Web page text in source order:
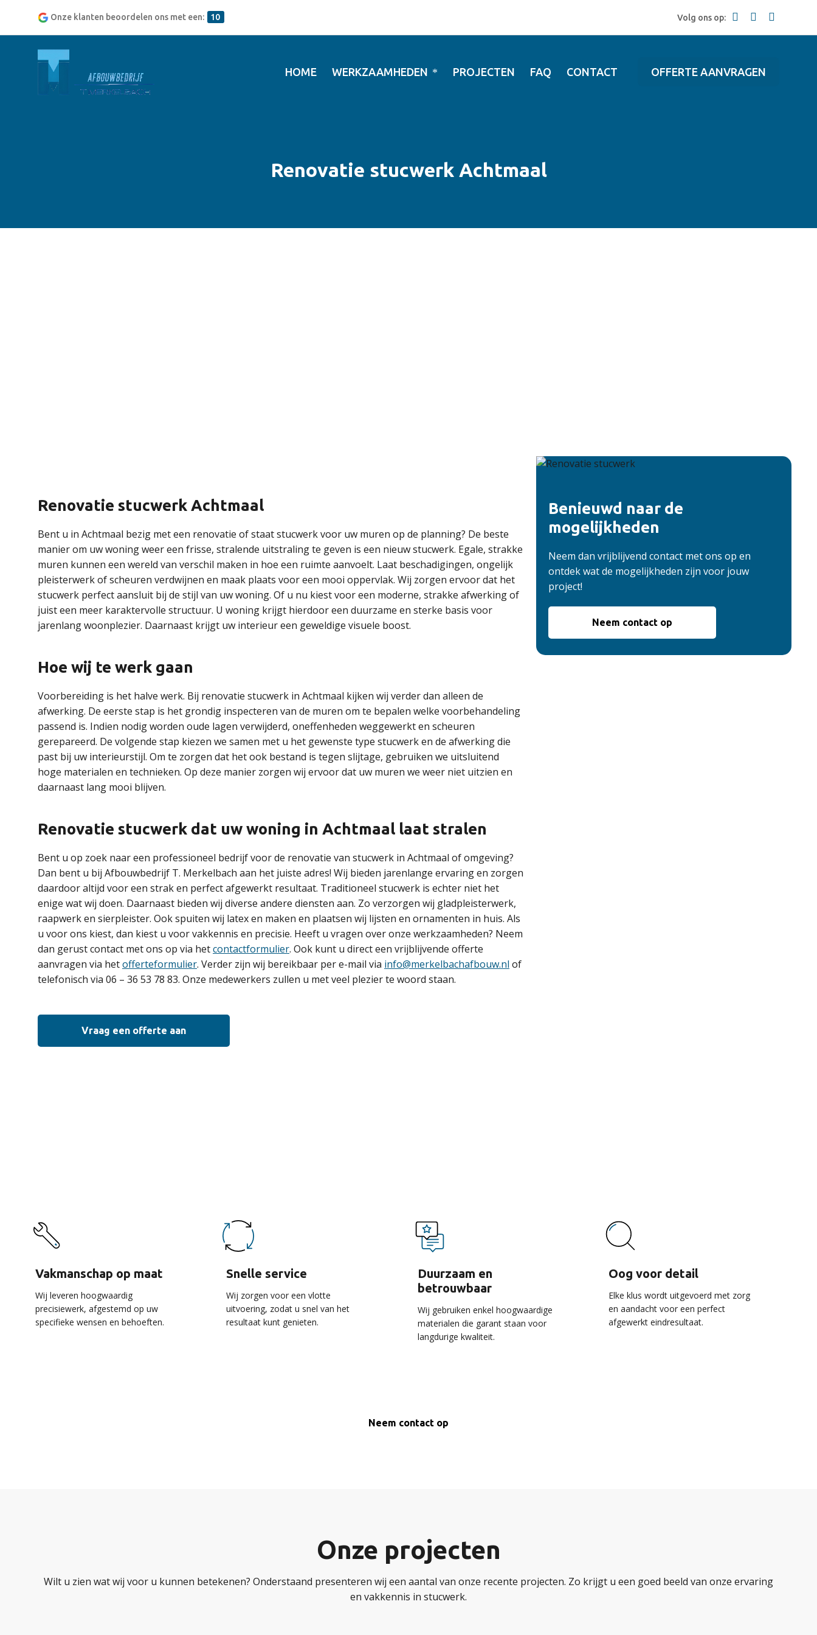
Onze klanten beoordelen ons met een: 10 Volg ons op:
HOME WERKZAAMHEDEN PROJECTEN FAQ CONTACT OFFERTE AANVRAGEN
Renovatie stucwerk Achtmaal
Renovatie stucwerk Achtmaal
Bent u in Achtmaal bezig met een renovatie of staat stucwerk voor uw muren op de planning? De beste
manier om uw woning weer een frisse, stralende uitstraling te geven is een nieuw stucwerk. Egale, strakke
muren kunnen een wereld van verschil maken in hoe een ruimte aanvoelt. Laat beschadigingen, ongelijk
pleisterwerk of scheuren verdwijnen en maak plaats voor een mooi oppervlak. Wij zorgen ervoor dat het
stucwerk perfect aansluit bij de stijl van uw woning. Of u nu kiest voor een moderne, strakke afwerking of
juist een meer karaktervolle structuur. U woning krijgt hierdoor een duurzame en sterke basis voor
jarenlang woonplezier. Daarnaast krijgt uw interieur een geweldige visuele boost.
Hoe wij te werk gaan
Voorbereiding is het halve werk. Bij renovatie stucwerk in Achtmaal kijken wij verder dan alleen de
afwerking. De eerste stap is het grondig inspecteren van de muren om te bepalen welke voorbehandeling
passend is. Indien nodig worden oude lagen verwijderd, oneffenheden weggewerkt en scheuren
gerepareerd. De volgende stap kiezen we samen met u het gewenste type stucwerk en de afwerking die
past bij uw interieurstijl. Om te zorgen dat het ook bestand is tegen slijtage, gebruiken we uitsluitend
hoge materialen en technieken. Op deze manier zorgen wij ervoor dat uw muren we weer niet uitzien en
daarnaast lang mooi blijven.
Renovatie stucwerk dat uw woning in Achtmaal laat stralen
Bent u op zoek naar een professioneel bedrijf voor de renovatie van stucwerk in Achtmaal of omgeving?
Dan bent u bij Afbouwbedrijf T. Merkelbach aan het juiste adres! Wij bieden jarenlange ervaring en zorgen
daardoor altijd voor een strak en perfect afgewerkt resultaat. Traditioneel stucwerk is echter niet het
enige wat wij doen. Daarnaast bieden wij diverse andere diensten aan. Zo verzorgen wij gladpleisterwerk,
raapwerk en sierpleister. Ook spuiten wij latex en maken en plaatsen wij lijsten en ornamenten in huis. Als
u voor ons kiest, dan kiest u voor vakkennis en precisie. Heeft u vragen over onze werkzaamheden? Neem
dan gerust contact met ons op via hetcontactformulier. Ook kunt u direct een vrijblijvende offerte
aanvragen via hetofferteformulier. Verder zijn wij bereikbaar per e-mail via info@merkelbachafbouw.nl of
telefonisch via 06 – 36 53 78 83. Onze medewerkers zullen u met veel plezier te woord staan.
Vraag een offerte aan
Benieuwd naar de
mogelijkheden
Neem dan vrijblijvend contact met ons op en
ontdek wat de mogelijkheden zijn voor jouw
project!
Neem contact op
Vakmanschap op maat
Wij leveren hoogwaardig
precisiewerk, afgestemd op uw
specifieke wensen en behoeften.
Snelle service
Wij zorgen voor een vlotte
uitvoering, zodat u snel van het
resultaat kunt genieten.
Duurzaam en
betrouwbaar
Wij gebruiken enkel hoogwaardige
materialen die garant staan voor
langdurige kwaliteit.
Oog voor detail
Elke klus wordt uitgevoerd met zorg
en aandacht voor een perfect
afgewerkt eindresultaat.
Neem contact op
Onze projecten
Wilt u zien wat wij voor u kunnen betekenen? Onderstaand presenteren wij een aantal van onze recente projecten. Zo krijgt u een goed beeld van onze ervaring
en vakkennis in stucwerk.